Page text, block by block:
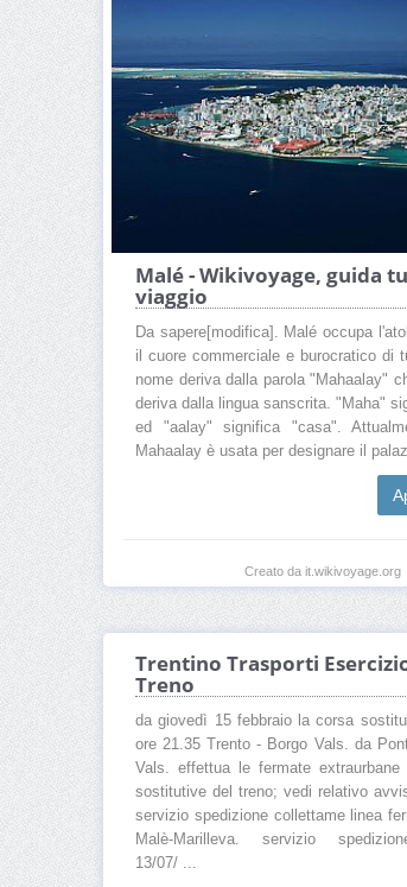
Malé - Wikivoyage, guida
viaggio
Da sapere[modifica]. Malé occupa
il cuore commerciale e burocratico di
nome deriva dalla parola "Mahaalay"
deriva dalla lingua sanscrita. "Maha"
ed "aalay" significa "casa".
Mahaalay è usata per designare il
Creato da it.wikivoyage.org
Trentino Trasporti
Treno
da giovedì 15 febbraio la corsa
ore 21.35 Trento - Borgo Vals. da
Vals. effettua le fermate extraurbane
sostitutive del treno; vedi relativo
servizio spedizione collettame linea
Malè-Marilleva. servizio
13/07/ ...